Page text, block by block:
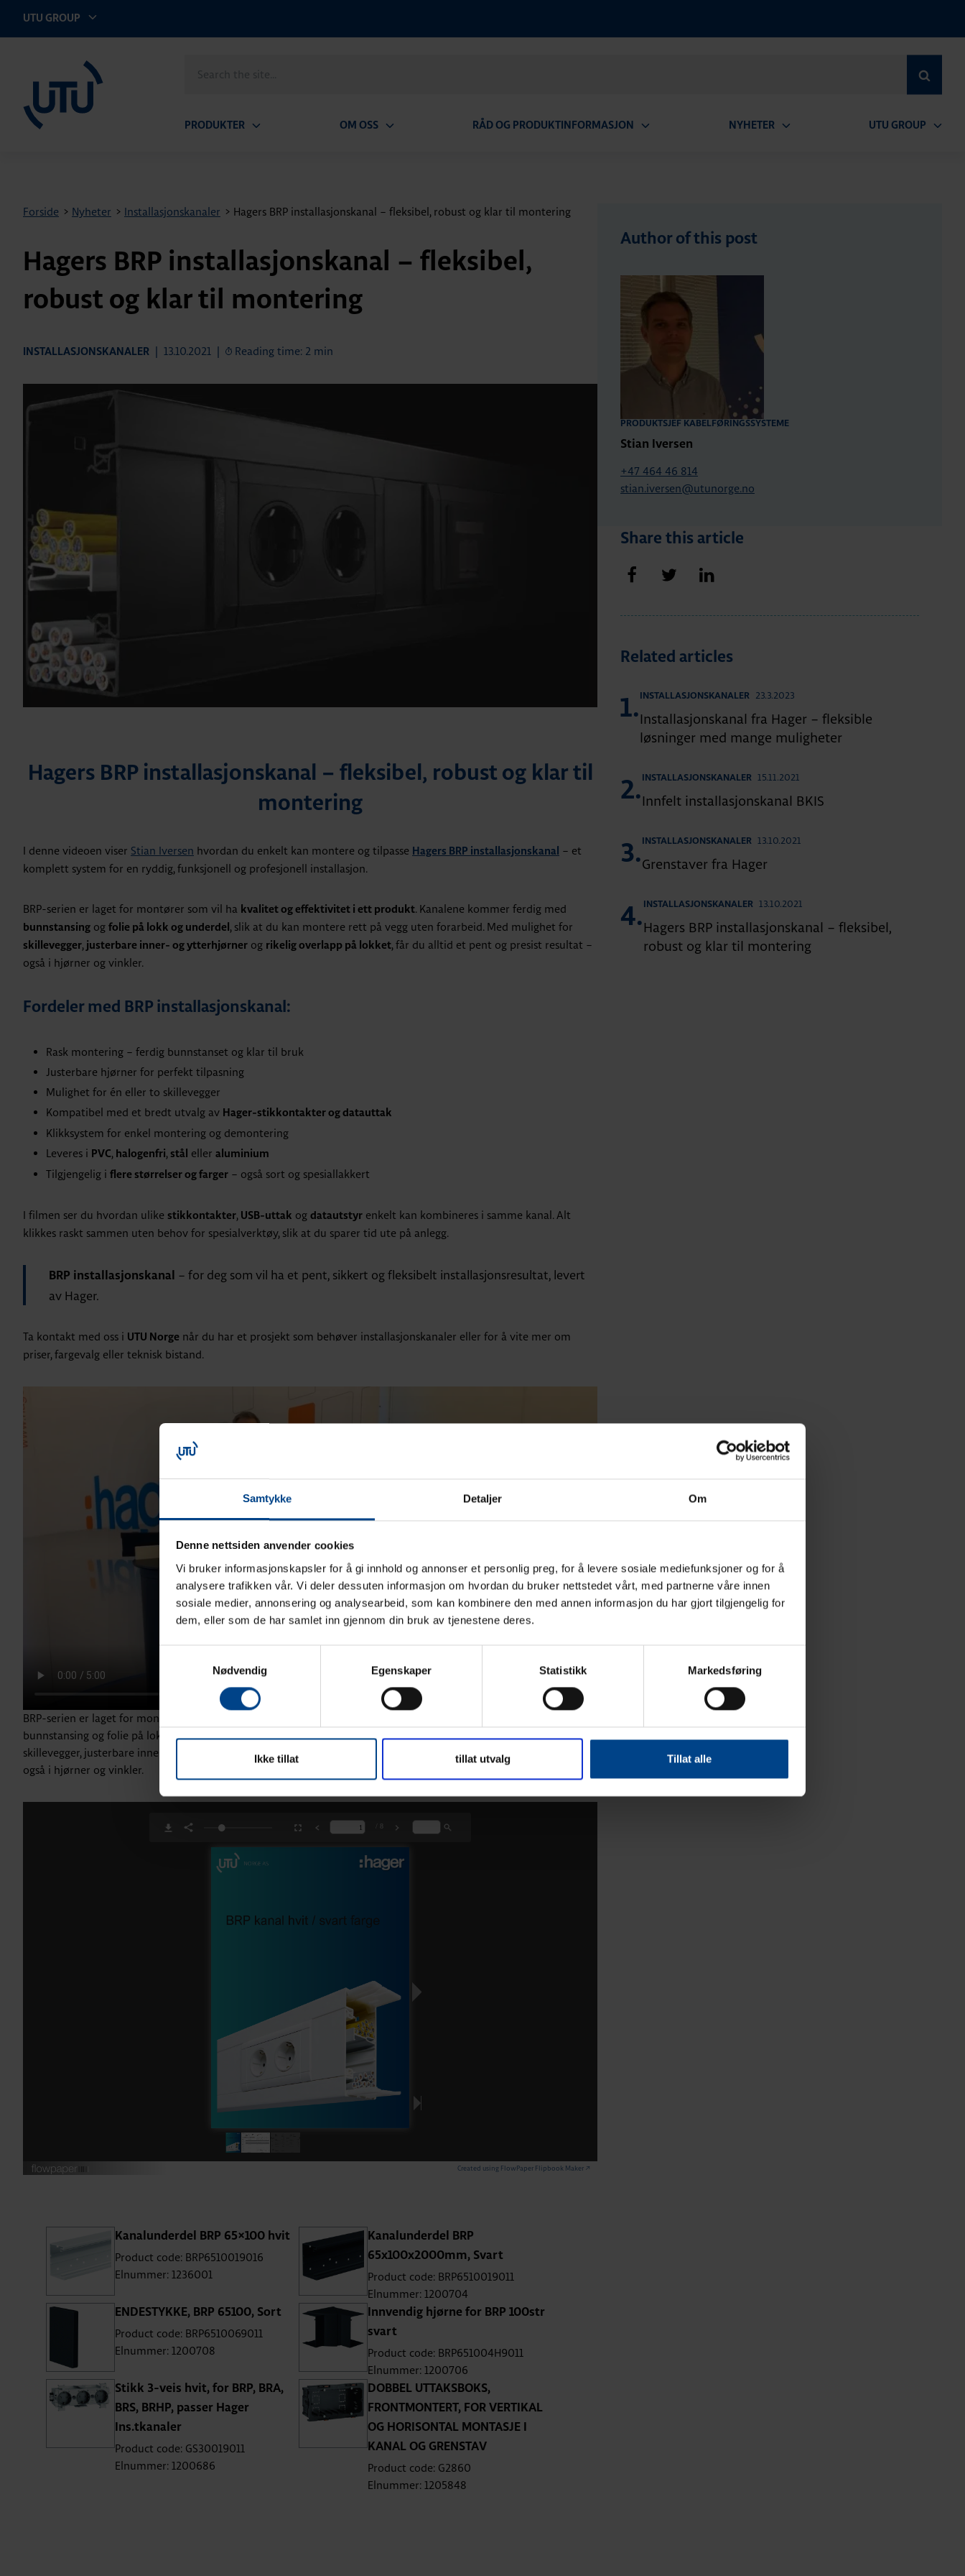
Samtykke Detaljer Om
Denne nettsiden anvender cookies
Vi bruker informasjonskapsler for å gi innhold og annonser et personlig preg, for å levere sosiale mediefunksjoner og for å
analysere trafikken vår. Vi deler dessuten informasjon om hvordan du bruker nettstedet vårt, med partnerne våre innen
sosiale medier, annonsering og analysearbeid, som kan kombinere den med annen informasjon du har gjort tilgjengelig for
dem, eller som de har samlet inn gjennom din bruk av tjenestene deres.
Nødvendig
Egenskaper Statistikk Markedsføring
Ikke tillat tillat utvalg Tillat alle
UTU GROUP
the
PRODUKTER OM OSS RÅD OG PRODUKTINFORMASJON NYHETER UTU GROUP
Forside > Nyheter > Installasjonskanaler > Hagers BRP installasjonskanal – fleksibel, robust og klar til montering
Hagers BRP installasjonskanal – fleksibel,
robust og klar til montering
INSTALLASJONSKANALER | 13.10.2021 | Reading time: 2 min
Hagers BRP installasjonskanal – fleksibel, robust og klar til
montering
I denne videoen viser Stian Iversen hvordan du enkelt kan montere og tilpasse Hagers BRP installasjonskanal – et
komplett system for en ryddig, funksjonell og profesjonell installasjon.
BRP-serien er laget for montører som vil ha kvalitet og effektivitet i ett produkt. Kanalene kommer ferdig med
bunnstansing og folie på lokk og underdel , slik at du kan montere rett på vegg uten forarbeid. Med mulighet for
skillevegger, justerbare inner- og ytterhjørner og rikelig overlapp på lokket, får du alltid et pent og presist resultat –
også i hjørner og vinkler.
Fordeler med BRP installasjonskanal:
Rask montering – ferdig bunnstanset og klar til bruk
Justerbare hjørner for perfekt tilpasning
Mulighet for én eller to skillevegger
Kompatibel med et bredt utvalg av Hager-stikkontakter og datauttak
Klikksystem for enkel montering og demontering
Leveres i PVC, halogenfri, stål eller aluminium
Tilgjengelig i flere størrelser og farger – også sort og spesiallakkert
I filmen ser du hvordan ulike stikkontakter, USB-uttak og datautstyr enkelt kan kombineres i samme kanal. Alt
klikkes raskt sammen uten behov for spesialverktøy, slik at du sparer tid ute på anlegg.
BRP installasjonskanal
– for deg som vil ha et pent, sikkert og fleksibelt installasjonsresultat, levert
av Hager.
Ta kontakt med oss i UTU Norge når du har et prosjekt som behøver installasjonskanaler eller for å vite mer om
priser, fargevalg eller teknisk bistand.
BRP-serien er laget for montører som vil ha kvalitet og effektivitet i ett produkt. Kanalene kommer ferdig med
bunnstansing og folie på lokk og underdel, slik at du kan montere rett på vegg uten forarbeid. Med mulighet for
skillevegger, justerbare inner- og ytterhjørner og rikelig overlapp på lokket, får du alltid et pent og presist resultat –
også i hjørner og vinkler.
Created using FlowPaper Flipbook Maker ↗
Kanalunderdel BRP 65×100 hvit
Product code: BRP6510019016
Elnummer: 1236001
Kanalunderdel BRP
65x100x2000mm, Svart
Product code: BRP6510019011
Elnummer: 1200704
ENDESTYKKE, BRP 65100, Sort
Product code: BRP6510069011
Elnummer: 1200708
Innvendig hjørne for BRP 100str
svart
Product code: BRP651004H9011
Elnummer: 1200706
Stikk 3-veis hvit, for BRP, BRA,
BRS, BRHP, passer Hager
Ins.tkanaler
Product code: GS30019011
Elnummer: 1200686
DOBBEL UTTAKSBOKS,
FRONTMONTERT, FOR VERTIKAL
OG HORISONTAL MONTASJE I
KANAL OG GRENSTAV
Product code: G2860
Elnummer: 1205848
Author of this post
PRODUKTSJEF KABELFØRINGSSYSTEME
Stian Iversen
+47 464 46 814
stian.iversen@utunorge.no
Share this article
Share on Facebook Share on Twitter
Related articles
1. INSTALLASJONSKANALER 23.3.2023
Installasjonskanal fra Hager – fleksible
løsninger med mange muligheter
2. INSTALLASJONSKANALER 15.11.2021
Innfelt installasjonskanal BKIS
3. INSTALLASJONSKANALER 13.10.2021
Grenstaver fra Hager
4. INSTALLASJONSKANALER 13.10.2021
Hagers BRP installasjonskanal – fleksibel,
robust og klar til montering